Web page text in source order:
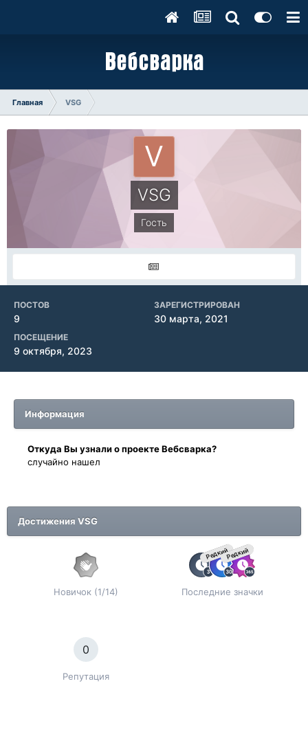
Главная VSG
VSG
Гость
ПОСТОВ
9
ЗАРЕГИСТРИРОВАН
30 марта, 2021
ПОСЕЩЕНИЕ
9 октября, 2023
Информация
Oткyдa Вы узнaли o проекте Вебсварка?
случайно нашел
Достижения VSG
Новичок (1/14)
РедкийРедкий
Последние значки
0
Репутация